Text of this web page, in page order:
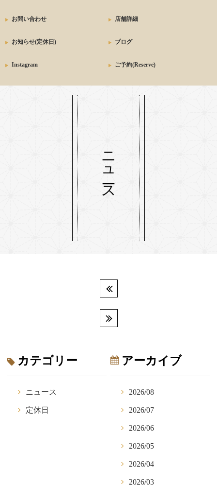
お問い合わせ 店舗詳細
お知らせ(定休日) ブログ
Instagram ご予約(Reserve)
ニュース
カテゴリー
ニュース
定休日
アーカイブ
2026/08
2026/07
2026/06
2026/05
2026/04
2026/03